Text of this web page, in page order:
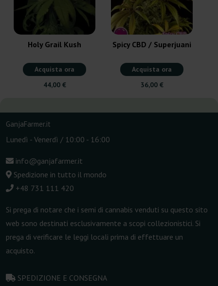
Holy Grail Kush
Acquista ora
44,00 €
Spicy CBD / Superjuani
Acquista ora
36,00 €
GanjaFarmer.it
Lunedì - Venerdì / 10:00 - 16:00
info@ganjafarmer.it
Spedizione in tutto il mondo
+48 731 111 420
Si prega di notare che i semi di cannabis venduti su questo sito
web sono destinati esclusivamente a scopi collezionistici. Si
prega di verificare le leggi locali prima di effettuare un
acquisto.
SPEDIZIONE E CONSEGNA